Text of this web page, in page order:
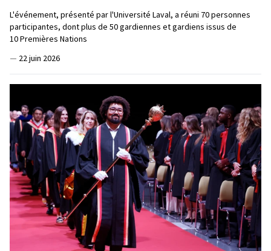
L'événement, présenté par l'Université Laval, a réuni 70 personnes
participantes, dont plus de 50 gardiennes et gardiens issus de
10 Premières Nations
— 22 juin 2026